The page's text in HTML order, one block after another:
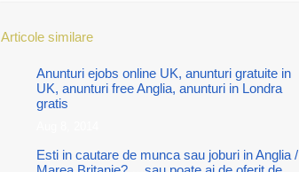
Articole similare
Anunturi ejobs online UK, anunturi gratuite in
UK, anunturi free Anglia, anunturi in Londra
gratis
Esti in cautare de munca sau joburi in Anglia /